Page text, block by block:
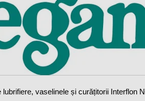
vaselinele și curățitorii Interflon